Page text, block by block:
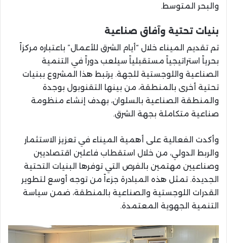
والبحر المتوسط.
بنيات تحتية وآفاق صناعية
تم تقديم الميناء خلال “أيام الشرق للأعمال” باعتباره مركزاً
بحرياً استراتيجياً مستقبلياً سيلعب دوراً في التنمية
الصناعية واللوجستية للجهة. يرتبط هذا المشروع ببنيات
تحتية أخرى بالمنطقة، من بينها التقنوبول بوجدة
والمنطقة الصناعية بالسلوان، بهدف إنشاء منظومة
صناعية متكاملة بجهة الشرق.
وأكدت الفعالية على أهمية الميناء في تعزيز الاستثمار
والربط الدولي، من خلال استقطاب فاعلين اقتصاديين
وصناعيين مهتمين بالفرص التي توفرها البنيات التحتية
الجديدة. تمثل هذه المبادرة جزءاً من توجه أوسع لتطوير
القدرات اللوجستية والصناعية بالمنطقة، ضمن سياسة
التنمية الجهوية المعتمدة.